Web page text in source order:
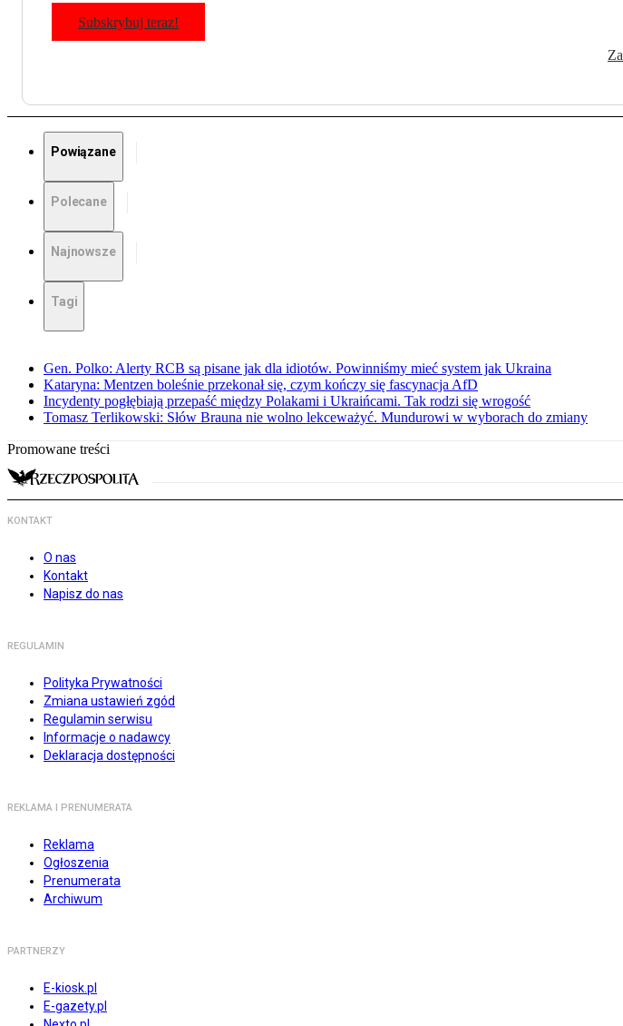
Subskrybuj teraz!
Powiązane
Polecane
Najnowsze
Tagi
Gen. Polko: Alerty RCB są pisane jak dla idiotów. Powinniśmy mieć system jak Ukraina
Kataryna: Mentzen boleśnie przekonał się, czym kończy się fascynacja AfD
Incydenty pogłębiają przepaść między Polakami i Ukraińcami. Tak rodzi się wrogość
Tomasz Terlikowski: Słów Brauna nie wolno lekceważyć. Mundurowi w wyborach do zmiany
Promowane treści
KONTAKT
O nas
Kontakt
Napisz do nas
REGULAMIN
Polityka Prywatności
Zmiana ustawień zgód
Regulamin serwisu
Informacje o nadawcy
Deklaracja dostępności
REKLAMA I PRENUMERATA
Reklama
Ogłoszenia
Prenumerata
Archiwum
PARTNERZY
E-kiosk.pl
E-gazety.pl